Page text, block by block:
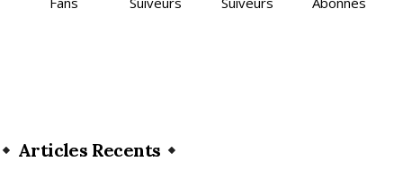
Articles Recents